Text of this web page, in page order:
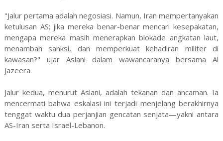
"Jalur pertama adalah negosiasi. Namun, Iran mempertanyakan
ketulusan AS; jika mereka benar-benar mencari kesepakatan,
mengapa mereka masih menerapkan blokade angkatan laut,
menambah sanksi, dan memperkuat kehadiran militer di
kawasan?" ujar Aslani dalam wawancaranya bersama Al
Jazeera.
Jalur kedua, menurut Aslani, adalah tekanan dan ancaman. Ia
mencermati bahwa eskalasi ini terjadi menjelang berakhirnya
tenggat waktu dua perjanjian gencatan senjata—yakni antara
AS-Iran serta Israel-Lebanon.